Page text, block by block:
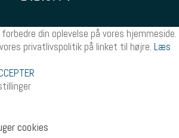
din oplevelse på vores hjemmeside.
privatlivspolitik på linket til højre. Læs
cookies